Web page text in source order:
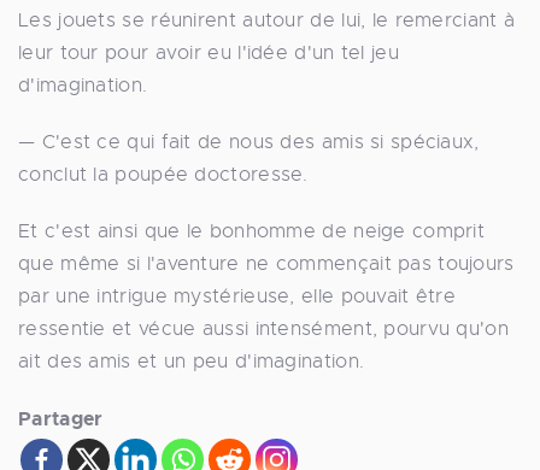
Les jouets se réunirent autour de lui, le remerciant à
leur tour pour avoir eu l'idée d'un tel jeu
d'imagination.
— C'est ce qui fait de nous des amis si spéciaux,
conclut la poupée doctoresse.
Et c'est ainsi que le bonhomme de neige comprit
que même si l'aventure ne commençait pas toujours
par une intrigue mystérieuse, elle pouvait être
ressentie et vécue aussi intensément, pourvu qu'on
ait des amis et un peu d'imagination.
Partager